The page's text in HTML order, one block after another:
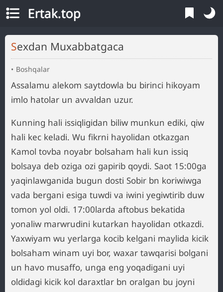
Ertak.top
Sexdan Muxabbatgaca
Boshqalar
Assalamu alekom saytdowla bu birinci hikoyam
imlo hatolar un avvaldan uzur.
Kunning hali issiqligidan biliw munkun ediki, qiw
hali kec keladi. Wu fikrni hayolidan otkazgan
Kamol tovba noyabr bolsaham hali kun issiq
bolsaya deb oziga ozi gapirib qoydi. Saot 15:00ga
yaqinlawganida bugun dosti Sobir bn koriwiwga
vada bergani esiga tuwdi va iwini yegiwtirib duw
tomon yol oldi. 17:00larda aftobus bekatida
yonaliw marwrudini kutarkan hayolidan otkazdi.
Yaxwiyam wu yerlarga kocib kelgani maylida kicik
bolsaham winam uyi bor, waxar tawqarisi bolgani
un havo musaffo, unga eng yoqadigani uyi
oldidagi kicik kol daraxtlar bn oralgan bu joyni